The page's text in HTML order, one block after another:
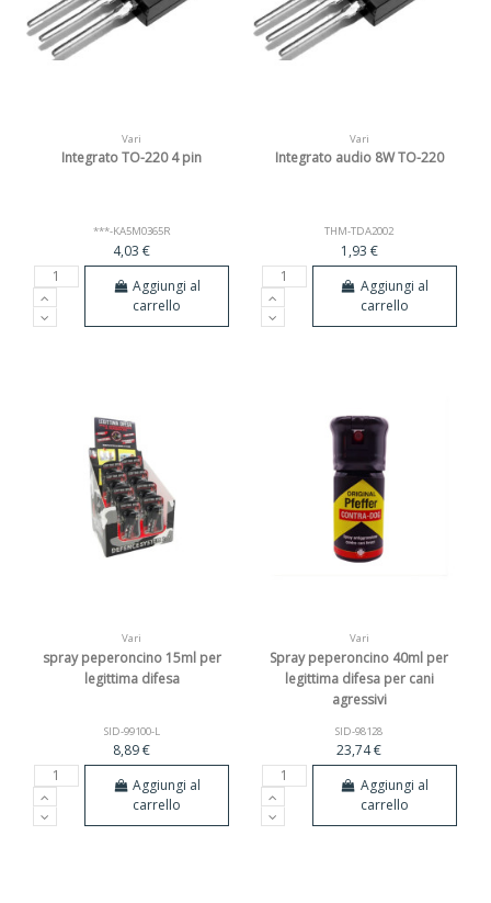
Vari
Integrato TO-220 4 pin
***-KA5M0365R
4,03 €
Aggiungi al
carrello
Vari
Integrato audio 8W TO-220
THM-TDA2002
1,93 €
Aggiungi al
carrello
Vari
spray peperoncino 15ml per
legittima difesa
SID-99100-L
8,89 €
Aggiungi al
carrello
Vari
Spray peperoncino 40ml per
legittima difesa per cani
agressivi
SID-98128
23,74 €
Aggiungi al
carrello